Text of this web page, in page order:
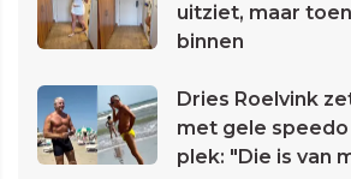
uitziet, maar
binnen
Dries Roelvink
met gele speedo
plek: "Die is van